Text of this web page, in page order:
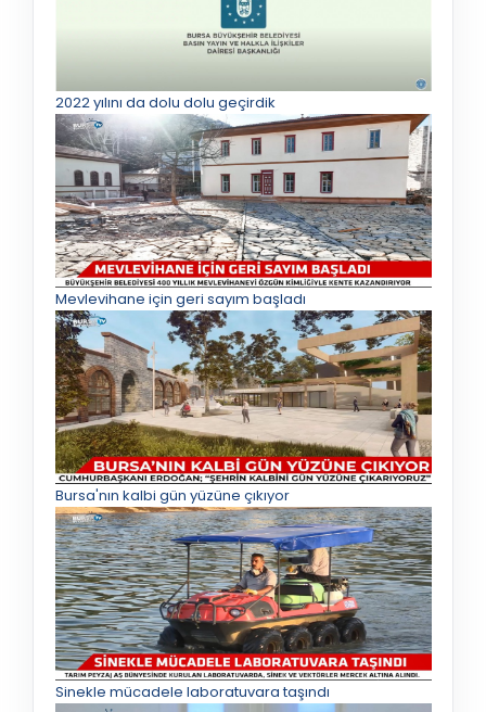
2022 yılını da dolu dolu geçirdik
Mevlevihane için geri sayım başladı
Bursa'nın kalbi gün yüzüne çıkıyor
Sinekle mücadele laboratuvara taşındı